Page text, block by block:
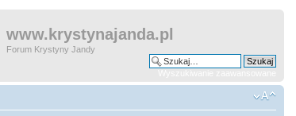
www.krystynajanda.pl
Forum Krystyny Jandy